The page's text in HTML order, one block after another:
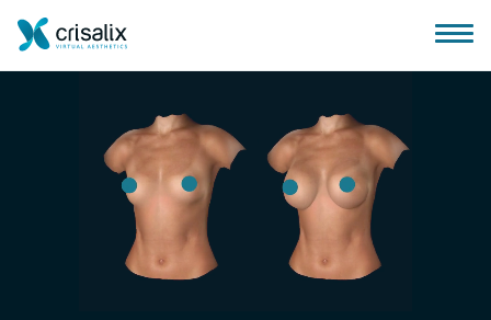
Accesso chirurghi
Piattaforma Business 3D